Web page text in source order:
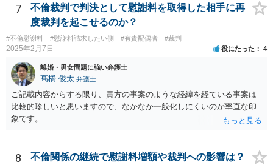
反論の陳述書を提出するように求めているときは別です。 また、反
論しないからと言って直ちに離婚訴訟で不利になることはないと思い
ます（離婚訴訟では反論が必要になってくると思いますが、調停段階
からこちらの言い分や手の内を知らせることに余り意味はないように
思います。）。
7
不倫裁判で判決として慰謝料を取得した相手に再
度裁判を起こせるのか？
#不倫慰謝料 #慰謝料請求したい側 #有責配偶者 #裁判
2025年2月7日 役にたった 4
離婚・男女問題に強い弁護士
髙橋 俊太 弁護士
ご記載内容からする限り、貴方の事案のような経緯を経ている事案は
比較的珍しいと思いますので、なかなか一般化しにくいのが率直な印
象です。
8 不倫関係の継続で慰謝料増額や裁判への影響は？